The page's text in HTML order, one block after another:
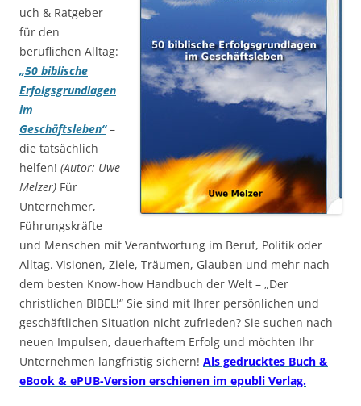
uch & Ratgeber
für den
beruflichen Alltag:
„50 biblische
Erfolgsgrundlagen
im
Geschäftsleben“–
die tatsächlich
helfen! (Autor: Uwe
Melzer) Für
Unternehmer,
Führungskräfte
und Menschen mit Verantwortung im Beruf, Politik oder
Alltag. Visionen, Ziele, Träumen, Glauben und mehr nach
dem besten Know-how Handbuch der Welt – „Der
christlichen BIBEL!“ Sie sind mit Ihrer persönlichen und
geschäftlichen Situation nicht zufrieden? Sie suchen nach
neuen Impulsen, dauerhaftem Erfolg und möchten Ihr
Unternehmen langfristig sichern! Als gedrucktes Buch &
eBook & ePUB-Version erschienen im epubli Verlag.